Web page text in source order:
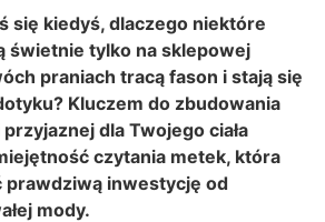
się kiedyś, dlaczego niektóre
świetnie tylko na sklepowej
praniach tracą fason i stają się
Kluczem do zbudowania
dla Twojego ciała
czytania metek, która
prawdziwą inwestycję od
mody.